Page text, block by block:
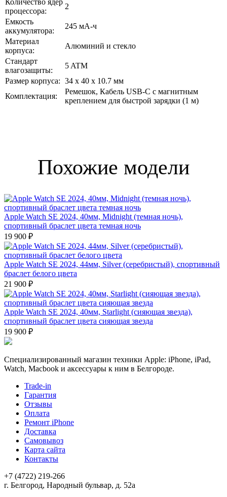
процессора:
2
Емкость
аккумулятора:
245 мА-ч
Материал
корпуса:
Алюминий и стекло
Стандарт
влагозащиты:
5 ATM
Размер корпуса: 34 x 40 x 10.7 мм
Комплектация:
Ремешок, Кабель USB‑C с магнитным
креплением для быстрой зарядки (1 м)
Похожие модели
Apple Watch SE 2024, 40мм, Midnight (темная ночь),
спортивный браслет цвета темная ночь
19 900 ₽
Apple Watch SE 2024, 44мм, Silver (серебристый), спортивный
браслет белого цвета
21 900 ₽
Apple Watch SE 2024, 40мм, Starlight (сияющая звезда),
спортивный браслет цвета сияющая звезда
19 900 ₽
Специализированный магазин техники Apple: iPhone, iPad,
Watch, Macbook и аксессуары к ним в Белгороде.
Trade-in
Гарантия
Отзывы
Оплата
Ремонт iPhone
Доставка
Самовывоз
Карта сайта
Контакты
+7 (4722) 219-266
г. Белгород, Народный бульвар, д. 52а